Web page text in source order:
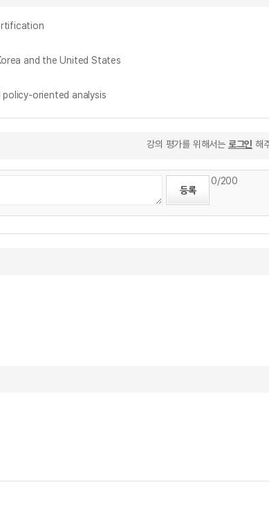
and the United States
policy-oriented analysis
강의 평가를 위해서는 로그인 해
0/200